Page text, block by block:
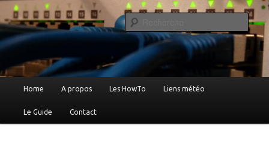
Le blog de Xavier …
Aller
au
Home A propos Les HowTo Liens météo
Le Guide Contact